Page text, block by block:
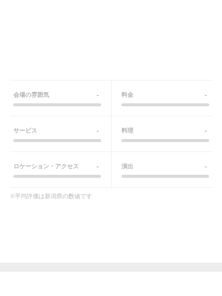
会場の雰囲気 - 料金 -
サービス - 料理 -
ロケーション・アクセス - 演出 -
※平均評価は新潟県の数値です